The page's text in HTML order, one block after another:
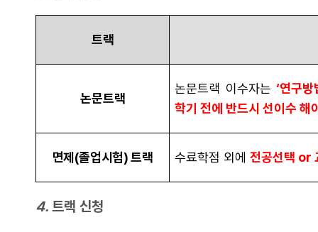
트랙
논문트랙
논문트랙 이수자는‘연구
학기 전에 반드시 선이수 해
면제(졸업시험) 트랙 수료학점 외에 전공선택 or
4. 트랙 신청